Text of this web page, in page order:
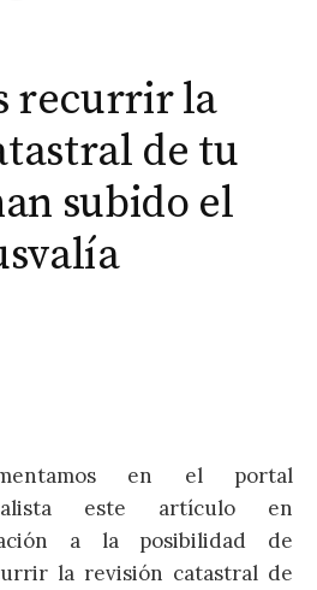
recurrir la
de tu
subido el
en el portal
este artículo en
a la posibilidad de
la revisión catastral de